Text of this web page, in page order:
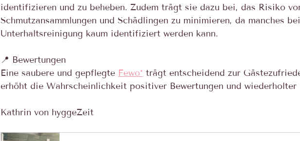
identifizieren und zu beheben. Zudem trägt sie dazu bei, das Risiko
Schmutzansammlungen und Schädlingen zu minimieren, da manches
Unterhaltsreinigung kaum identifiziert werden kann.
📍 Bewertungen
Eine saubere und gepflegte Fewo* trägt entscheidend zur
erhöht die Wahrscheinlichkeit positiver Bewertungen und wiederholter
Kathrin von hyggeZeit